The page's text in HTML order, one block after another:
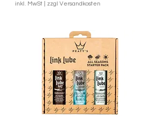
inkl. MwSt zzgl Versandkosten